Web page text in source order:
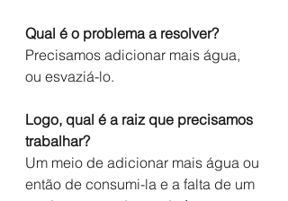
Qual é o problema a resolver?
Precisamos adicionar mais água,
ou esvaziá-lo.
Logo, qual é a raiz que precisamos
trabalhar?
Um meio de adicionar mais água ou
então de consumi-la e a falta de um